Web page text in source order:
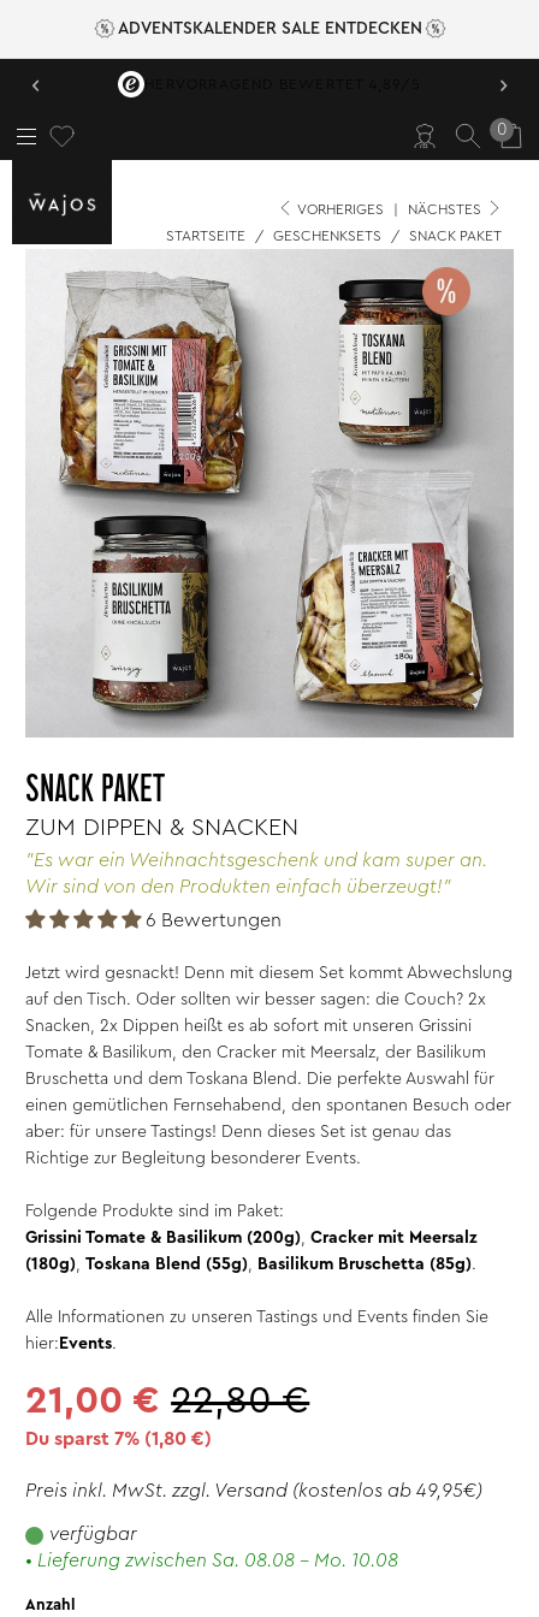
ADVENTSKALENDER SALE ENTDECKEN
‹ ›
0
VORHERIGES
NÄCHSTES
STARTSEITE
/ GESCHENKSETS / SNACK PAKET
SNACK PAKET
ZUM DIPPEN & SNACKEN
"Es war ein Weihnachtsgeschenk und kam super an.
Wir sind von den Produkten einfach überzeugt!"
6 Bewertungen
Jetzt wird gesnackt! Denn mit diesem Set kommt Abwechslung
auf den Tisch. Oder sollten wir besser sagen: die Couch? 2x
Snacken, 2x Dippen heißt es ab sofort mit unseren Grissini
Tomate & Basilikum, den Cracker mit Meersalz, der Basilikum
Bruschetta und dem Toskana Blend. Die perfekte Auswahl für
einen gemütlichen Fernsehabend, den spontanen Besuch oder
aber: für unsere Tastings! Denn dieses Set ist genau das
Richtige zur Begleitung besonderer Events.
Folgende Produkte sind im Paket:
Grissini Tomate & Basilikum (200g) ,Cracker mit Meersalz
(180g) ,Toskana Blend (55g) Basilikum Bruschetta (85g).
Alle Informationen zu unseren Tastings und Events finden Sie
hier: Events.
21,00 € 22,80 €
Du sparst 7% (1,80 €)
Preis inkl. MwSt. zzgl. Versand (kostenlos ab 49,95€)
verfügbar
• Lieferung zwischen Sa. 08.08 - Mo. 10.08
Anzahl